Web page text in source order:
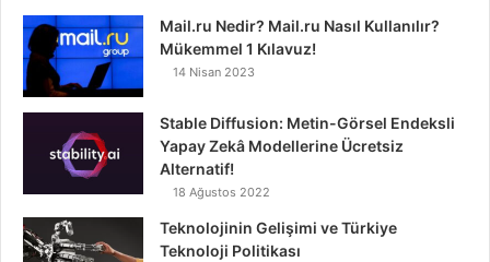
Mail.ru Nedir? Mail.ru Nasıl Kullanılır?
Mükemmel 1 Kılavuz!
14 Nisan 2023
Stable Diffusion: Metin-Görsel Endeksli
Yapay Zekâ Modellerine Ücretsiz
Alternatif!
18 Ağustos 2022
Teknolojinin Gelişimi ve Türkiye
Teknoloji Politikası